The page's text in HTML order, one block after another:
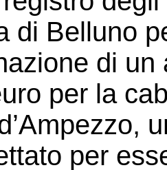
di Belluno
di
per la
per